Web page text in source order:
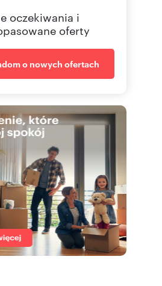
oczekiwania i
oferty
o nowych ofertach